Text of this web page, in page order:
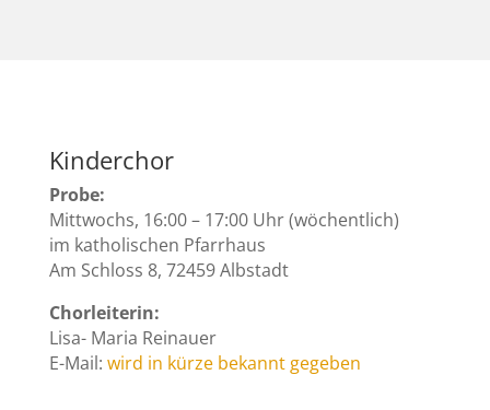
Kinderchor
Probe:
Mittwochs, 16:00 – 17:00 Uhr (wöchentlich)
im katholischen Pfarrhaus
Am Schloss 8, 72459 Albstadt
Chorleiterin:
Lisa- Maria Reinauer
E-Mail: wird in kürze bekannt gegeben